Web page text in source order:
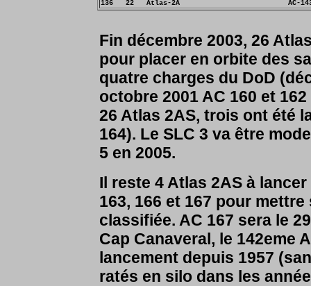
Fin décembre 2003, 26
pour placer en orbite des
quatre charges du DoD
octobre 2001 AC 160 et
26 Atlas 2AS, trois ont été
164). Le SLC 3 va être
5 en 2005.
Il reste 4 Atlas 2AS à
163, 166 et 167 pour
classifiée. AC 167 sera le
Cap Canaveral, le 142eme
lancement depuis 1957
ratés en silo dans les